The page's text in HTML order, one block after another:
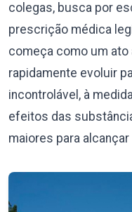
colegas, busca por
prescrição médica
começa como um
rapidamente evoluir
incontrolável, à
efeitos das
maiores para